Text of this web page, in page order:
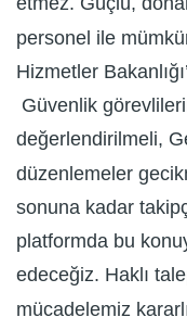
personel ile
Hizmetler
Güvenlik
değerlendirilmeli,
düzenlemeler
sonuna kadar
platformda bu
edeceğiz. Haklı
mücadelemiz